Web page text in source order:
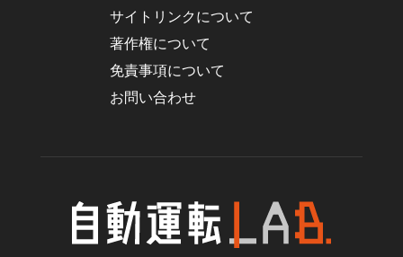
サイトリンクについて
著作権について
免責事項について
お問い合わせ